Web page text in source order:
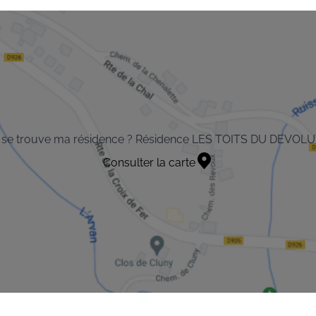
trouve ma résidence ? Résidence LES TOITS DU
Consulter la carte